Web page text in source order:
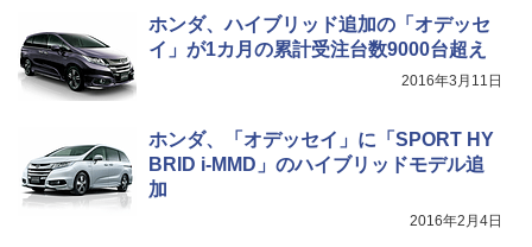
ホンダ、ハイブリッド追加の「オデッセ
イ」が1カ月の累計受注台数9000台超え
2016年3月11日
ホンダ、「オデッセイ」に「SPORT HY
BRID i-MMD」のハイブリッドモデル追
加
2016年2月4日